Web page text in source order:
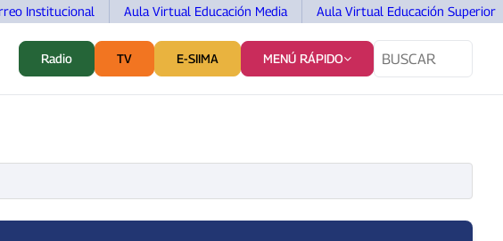
Institucional Aula Virtual Educación Media Aula Virtual Educación Superior
Radio TV E-SIIMA MENÚ RÁPIDO